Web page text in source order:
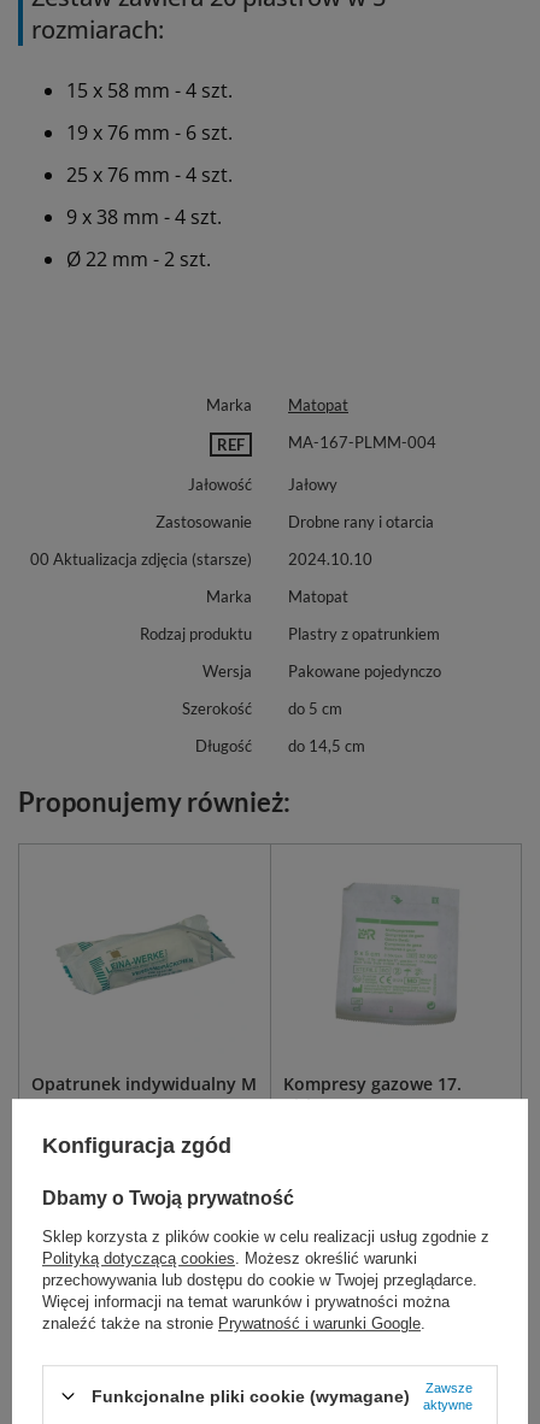
rozmiarach:
15 x 58 mm - 4 szt.
19 x 76 mm - 6 szt.
25 x 76 mm - 4 szt.
9 x 38 mm - 4 szt.
Ø22 mm - 2 szt.
Marka Matopat
REF MA-167-PLMM-004
Jałowość
Jałowy
Zastosowanie
Drobne rany i otarcia
00 Aktualizacja zdjęcia (starsze)
2024.10.10
Marka
Matopat
Rodzaj produktu
Plastry z opatrunkiem
Wersja
Pakowane pojedynczo
Szerokość
do 5 cm
Długość
do 14,5 cm
Proponujemy również:
Opatrunek indywidualny M
8 x 10 cm - Matopat
Kompres nieprzylepiający się do
M 8 x 10 cm G 10 x 12 cm
WYBIERZ WARIANT
6,50 zł
Kompresy gazowe 17.
nitkowe 8. warst. (3 szt.)
bezpośredniego opatrywania ran.
5 x 5 cm
7,5 x 7,5 cm
10 x 10 cm
WYBIERZ WARIANT
Konfiguracja zgód
Dbamy o Twoją prywatność
Sklep korzysta z plików cookie w celu realizacji usług zgodnie z
Polityką dotyczącą cookies . Możesz określić warunki
przechowywania lub dostępu do cookie w Twojej przeglądarce.
Więcej informacji na temat warunków i prywatności można
znaleźć także na stronie Prywatność i warunki Google
Funkcjonalne pliki cookie (wymagane)
Zawsze
aktywne